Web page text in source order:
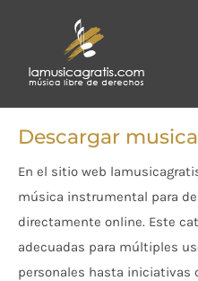
Descargar
En el sitio web
música instrumental para
directamente online. Este
adecuadas para múltiples
personales hasta iniciativas